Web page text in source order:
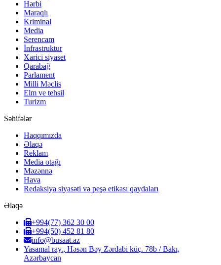
Hərbi
Maraqlı
Kriminal
Media
Serencam
İnfrastruktur
Xarici siyaset
Qarabağ
Parlament
Milli Məclis
Elm ve tehsil
Turizm
Səhifələr
Haqqımızda
Əlaqə
Reklam
Media otağı
Məzənnə
Hava
Redaksiya siyasəti və peşə etikası qaydaları
Əlaqə
+994(77) 362 30 00
+994(50) 452 81 80
info@busaat.az
Yasamal ray., Həsən Bəy Zərdabi küç. 78b / Bakı,
Azərbaycan